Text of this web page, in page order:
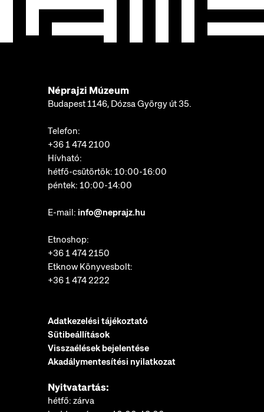
Néprajzi Múzeum
Budapest 1146, Dózsa György út 35.
Telefon:
+36 1 474 2100
Hívható:
hétfő-csütörtök: 10:00-16:00
péntek: 10:00-14:00
E-mail: info@neprajz.hu
Etnoshop:
+36 1 474 2150
Etknow Könyvesbolt:
+36 1 474 2222
Adatkezelési tájékoztató
Sütibeállítások
Visszaélések bejelentése
Akadálymentesítési nyilatkozat
Nyitvatartás:
hétfő: zárva